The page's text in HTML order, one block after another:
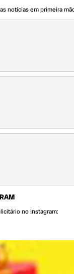
notícias em primeira
no Instagram: